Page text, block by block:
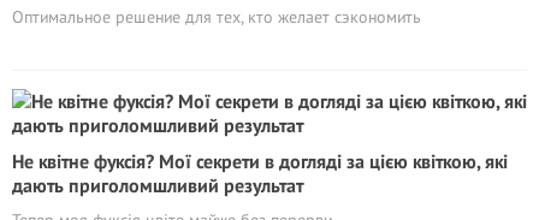
Оптимальное решение для тех, кто желает сэкономить
Не квітне фуксія? Мої секрети в догляді за цією квіткою, які
дають приголомшливий результат